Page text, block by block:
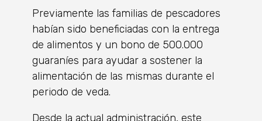
Previamente las familias de pescadores
habían sido beneficiadas con la entrega
de alimentos y un bono de 500.000
guaraníes para ayudar a sostener la
alimentación de las mismas durante el
periodo de veda.
Desde la actual administración, este